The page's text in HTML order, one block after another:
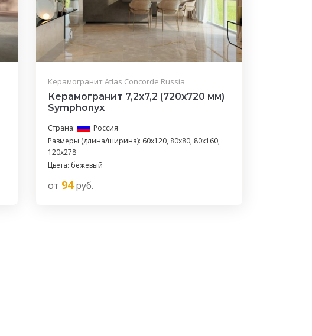
Керамогранит Atlas Concorde Russia
Керамогранит 7,2x7,2 (720x720 мм)
Symphonyx
Страна:
Россия
Размеры (длина/ширина): 60x120, 80x80, 80x160,
120x278
Цвета: бежевый
от 94руб.